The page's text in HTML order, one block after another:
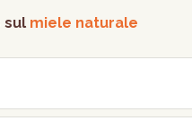
sul miele naturale